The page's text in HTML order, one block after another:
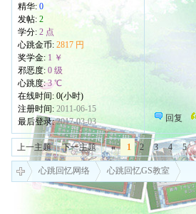
精华:0
发帖: 2
学分: 2 点
心跳金币: 2817 円
奖学金: 1 ￥
邪恶度: 0 级
心跳度:3 ℃
在线时间: 0(小时)
注册时间: 2011-06-15
最后登录:2017-03-03 回复
上一主题 下一主题 « 1 2 3 4 5
心跳回忆网络 心跳回忆GS教室